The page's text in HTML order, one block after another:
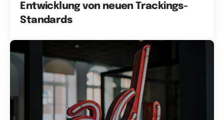
Entwicklung von neuen Trackings-
Standards